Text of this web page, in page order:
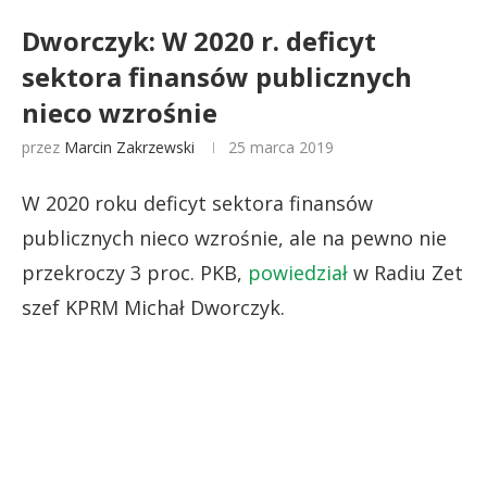
Dworczyk: W 2020 r. deficyt
sektora finansów publicznych
nieco wzrośnie
przez Marcin Zakrzewski 25 marca 2019
W 2020 roku deficyt sektora finansów
publicznych nieco wzrośnie, ale na pewno nie
przekroczy 3 proc. PKB, powiedział w Radiu Zet
szef KPRM Michał Dworczyk.